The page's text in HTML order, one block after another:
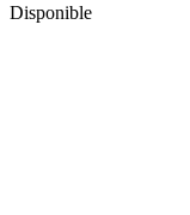
Disponible